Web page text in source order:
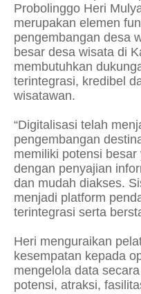
Probolinggo Heri
merupakan elemen
pengembangan desa
besar desa wisata di
membutuhkan
terintegrasi, kredibel
wisatawan.
“Digitalisasi telah
pengembangan
memiliki potensi
dengan penyajian
dan mudah diakses.
menjadi platform
terintegrasi serta
Heri menguraikan
kesempatan kepada
mengelola data
potensi, atraksi,